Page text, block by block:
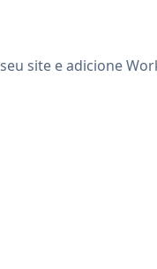
site e adicione